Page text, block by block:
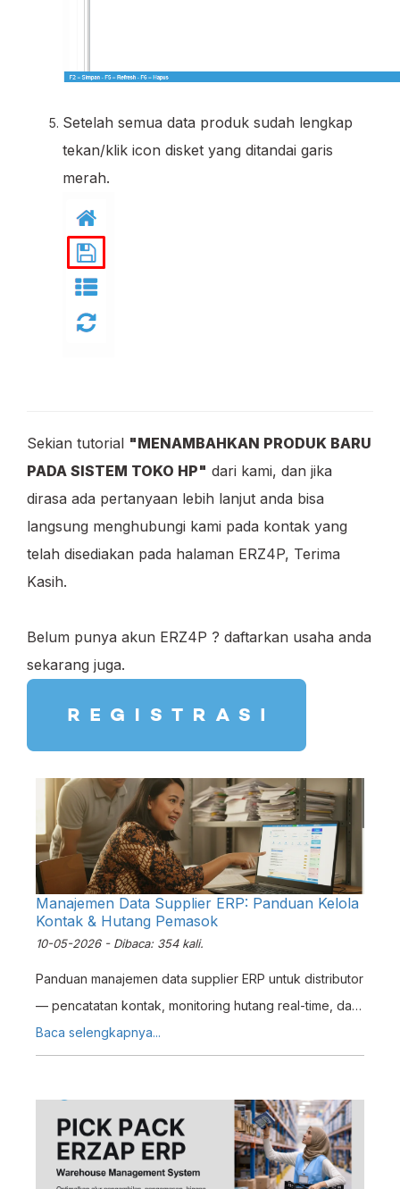
Setelah semua data produk sudah lengkap
tekan/klik icon disket yang ditandai garis
merah.
Sekian tutorial "MENAMBAHKAN PRODUK BARU
PADA SISTEM TOKO HP" dari kami, dan jika
dirasa ada pertanyaan lebih lanjut anda bisa
langsung menghubungi kami pada kontak yang
telah disediakan pada halaman ERZ4P, Terima
Kasih.
Belum punya akun ERZ4P ? daftarkan usaha anda
sekarang juga.
Manajemen Data Supplier ERP: Panduan Kelola
Kontak & Hutang Pemasok
10-05-2026 - Dibaca: 354 kali.
Panduan manajemen data supplier ERP untuk distributor
— pencatatan kontak, monitoring hutang real-time, dan
database pemasok terpusat dengan Erzap.
Baca selengkapnya...